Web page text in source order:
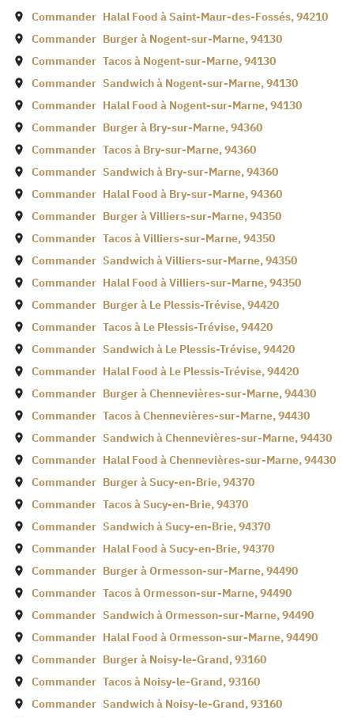
Commander Halal Food àSaint-Maur-des-Fossés,94210
Commander Burger à Nogent-sur-Marne,94130
Commander Tacos à Nogent-sur-Marne,94130
Commander Sandwich à Nogent-sur-Marne,94130
Commander Halal Food à Nogent-sur-Marne,94130
Commander Burger à Bry-sur-Marne,94360
Commander Tacos à Bry-sur-Marne,94360
Commander Sandwich à Bry-sur-Marne,94360
Commander Halal Food à Bry-sur-Marne,94360
Commander Burger àVilliers-sur-Marne,94350
Commander Tacos àVilliers-sur-Marne,94350
Commander Sandwich àVilliers-sur-Marne,94350
Commander Halal Food àVilliers-sur-Marne,94350
Commander Burger à Le Plessis-Trévise,94420
Commander Tacos à Le Plessis-Trévise,94420
Commander Sandwich à Le Plessis-Trévise,94420
Commander Halal Food à Le Plessis-Trévise,94420
Commander Burger àChennevières-sur-Marne,94430
Commander Tacos àChennevières-sur-Marne,94430
Commander Sandwich àChennevières-sur-Marne,94430
Commander Halal Food àChennevières-sur-Marne,94430
Commander Burger àSucy-en-Brie,94370
Commander Tacos àSucy-en-Brie,94370
Commander Sandwich àSucy-en-Brie,94370
Commander Halal Food àSucy-en-Brie,94370
Commander Burger àOrmesson-sur-Marne,94490
Commander Tacos àOrmesson-sur-Marne,94490
Commander Sandwich àOrmesson-sur-Marne,94490
Commander Halal Food àOrmesson-sur-Marne,94490
Commander Burger à Noisy-le-Grand,93160
Commander Tacos à Noisy-le-Grand,93160
Commander Sandwich à Noisy-le-Grand,93160